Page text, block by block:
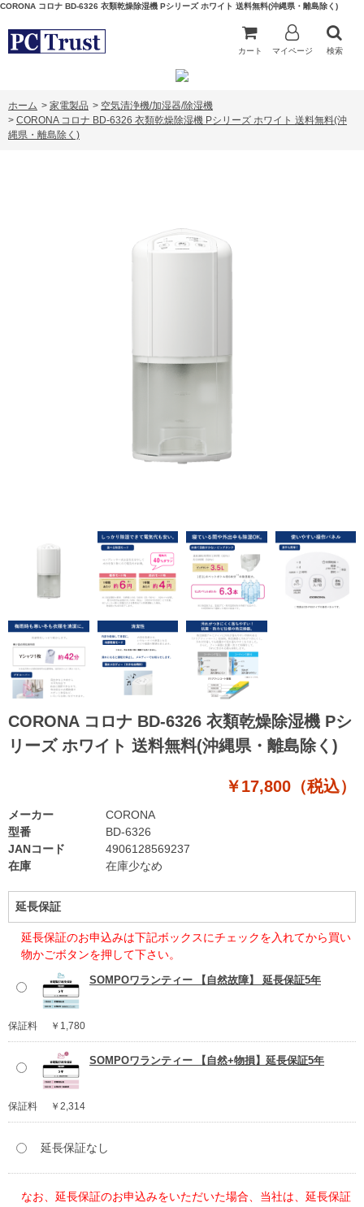
CORONA コロナ BD-6326 衣類乾燥除湿機 Pシリーズ ホワイト 送料無料(沖縄県・離島除く)
カート マイページ 検索
ホーム > 家電製品 > 空気清浄機/加湿器/除湿機
> CORONA コロナ BD-6326 衣類乾燥除湿機 Pシリーズ ホワイト 送料無料(沖
縄県・離島除く)
CORONA コロナ BD-6326 衣類乾燥除湿機 Pシ
リーズ ホワイト 送料無料(沖縄県・離島除く)
￥17,800（税込）
型番
BD-6326
JANコード
4906128569237
在庫
在庫少なめ
メーカー CORONA
延長保証
延長保証のお申込みは下記ボックスにチェックを入れてから買い
物かごボタンを押して下さい。
SOMPOワランティー 【自然故障】 延長保証5年
保証料 ￥1,780
SOMPOワランティー 【自然+物損】延長保証5年
保証料 ￥2,314
延長保証なし
なお、延長保証のお申込みをいただいた場合、当社は、延長保証